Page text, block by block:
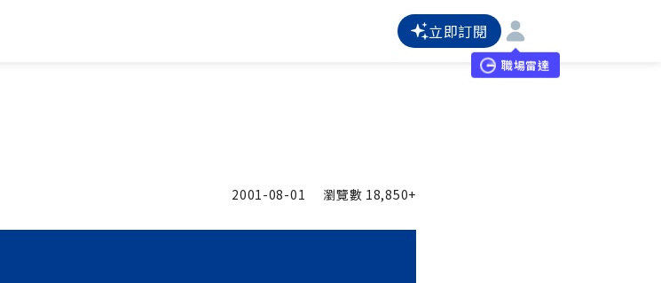
立即訂閱
職場雷達
2001-08-01 瀏覽數 18,850+